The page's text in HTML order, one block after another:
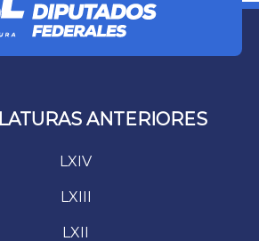
ANTERIORES
LXIV
LXIII
LXII